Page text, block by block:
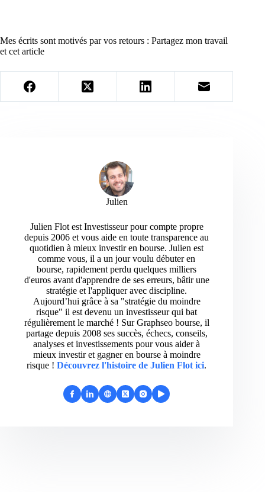
Mes écrits sont motivés par vos retours : Partagez mon travail
et cet article
Julien
Julien Flot est Investisseur pour compte propre
depuis 2006 et vous aide en toute transparence au
quotidien à mieux investir en bourse. Julien est
comme vous, il a un jour voulu débuter en
bourse, rapidement perdu quelques milliers
d'euros avant d'apprendre de ses erreurs, bâtir une
stratégie et l'appliquer avec discipline.
Aujourd’hui grâce à sa "stratégie du moindre
risque" il est devenu un investisseur qui bat
régulièrement le marché ! Sur Graphseo bourse, il
partage depuis 2008 ses succès, échecs, conseils,
analyses et investissements pour vous aider à
mieux investir et gagner en bourse à moindre
risque ! Découvrez l'histoire de Julien Flot ici.